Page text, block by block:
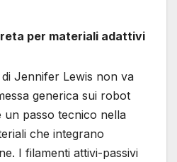
per materiali adattivi
Jennifer Lewis non va
generica sui robot
passo tecnico nella
che integrano
I filamenti attivi-passivi